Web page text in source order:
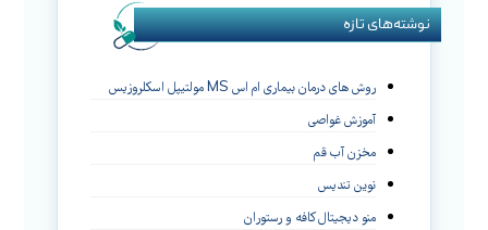
نوشته‌های تازه
روش های درمان بیماری ام اس MS مولتیپل اسکلروزیس
آموزش غواصی
مخزن آب قم
نوین تندیس
منو دیجیتال کافه و رستوران